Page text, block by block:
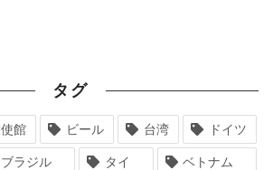
タグ
館 ビール 台湾 ドイツ
ブラジル タイ ベトナム